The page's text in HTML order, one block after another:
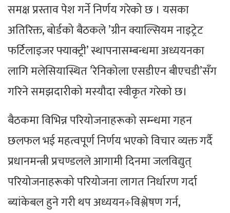
समक्ष प्रस्ताव पेश गर्ने निर्णय गरेको छ । यसका
अतिरिक्त, बोर्डको बैठकले ’ग्रीन क्याल्सियम नाइट्रेट
फर्टिलाइजर फ्याक्ट्री’ स्थापनासम्बन्धमा अध्ययनका
लागि मलेसियास्थित ’रेनिकोला एसडीएन बीएचडी’सँग
गरिने समझदारीको मस्यौदा स्वीकृत गरेको छ।
बैठकमा विभिन्न परियोजनाहरूको सम्न्धमा गहन
छलफल भई महत्वपूर्ण निर्णय भएको विचार व्यक्त गर्दै
प्रधानमन्त्री प्रचण्डलले आगामी दिनमा जलविद्युत्
परियोजनाहरूको परियोजना लागत निर्धारण गर्दा
ब्यांकेबल हुने गरी थप अध्ययन÷विश्लेषण गर्न,